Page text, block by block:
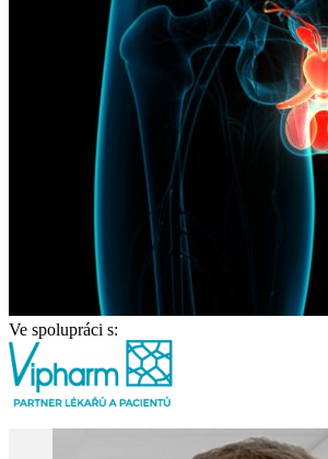
Ve spolupráci s: